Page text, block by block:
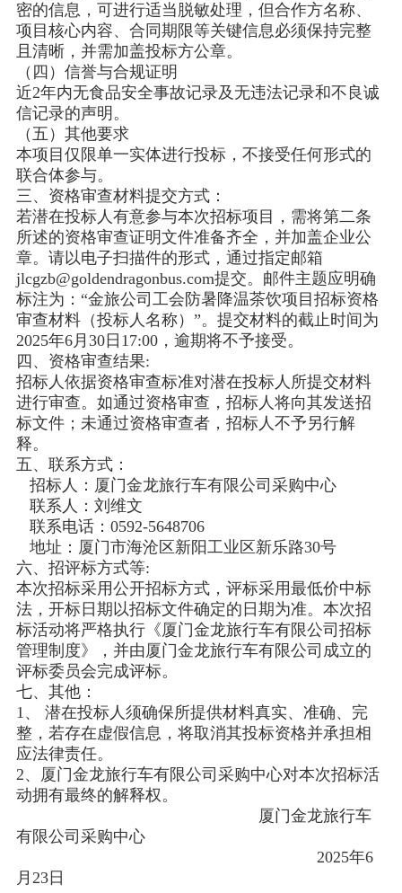
密的信息，可进行适当脱敏处理，但合作方名称、
项目核心内容、合同期限等关键信息必须保持完整
且清晰，并需加盖投标方公章。
（四）信誉与合规证明
近2年内无食品安全事故记录及无违法记录和不良诚
信记录的声明。
（五）其他要求
本项目仅限单一实体进行投标，不接受任何形式的
联合体参与。
三、资格审查材料提交方式：
若潜在投标人有意参与本次招标项目，需将第二条
所述的资格审查证明文件准备齐全，并加盖企业公
章。请以电子扫描件的形式，通过指定邮箱
jlcgzb@goldendragonbus.com提交。邮件主题应明确
标注为：“金旅公司工会防暑降温茶饮项目招标资格
审查材料（投标人名称）”。提交材料的截止时间为
2025年6月30日17:00，逾期将不予接受。
四、资格审查结果:
招标人依据资格审查标准对潜在投标人所提交材料
进行审查。如通过资格审查，招标人将向其发送招
标文件；未通过资格审查者，招标人不予另行解
释。
五、联系方式：
招标人：厦门金龙旅行车有限公司采购中心
联系人：刘维文
联系电话：0592-5648706
地址：厦门市海沧区新阳工业区新乐路30号
六、招评标方式等:
本次招标采用公开招标方式，评标采用最低价中标
法，开标日期以招标文件确定的日期为准。本次招
标活动将严格执行《厦门金龙旅行车有限公司招标
管理制度》，并由厦门金龙旅行车有限公司成立的
评标委员会完成评标。
七、其他：
1、 潜在投标人须确保所提供材料真实、准确、完
整，若存在虚假信息，将取消其投标资格并承担相
应法律责任。
2、厦门金龙旅行车有限公司采购中心对本次招标活
动拥有最终的解释权。
厦门金龙旅行车
有限公司采购中心
2025年6
月23日